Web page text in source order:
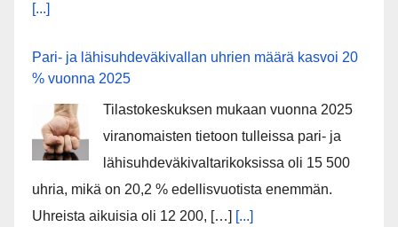
[...]
Pari- ja lähisuhdeväkivallan uhrien määrä kasvoi 20
% vuonna 2025
Tilastokeskuksen mukaan vuonna 2025
viranomaisten tietoon tulleissa pari- ja
lähisuhdeväkivaltarikoksissa oli 15 500
uhria, mikä on 20,2 % edellisvuotista enemmän.
Uhreista aikuisia oli 12 200, […] [...]